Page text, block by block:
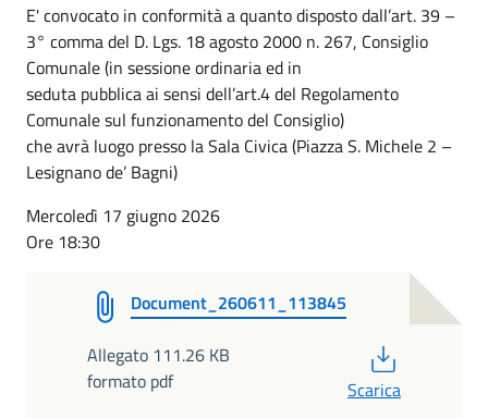
E' convocato in conformità a quanto disposto dall’art. 39 –
3° comma del D. Lgs. 18 agosto 2000 n. 267, Consiglio
Comunale (in sessione ordinaria ed in
seduta pubblica ai sensi dell’art.4 del Regolamento
Comunale sul funzionamento del Consiglio)
che avrà luogo presso la Sala Civica (Piazza S. Michele 2 –
Lesignano de’ Bagni)
Mercoledì 17 giugno 2026
Ore 18:30
Document_260611_113845
Allegato 111.26 KB
formato pdf
Scarica